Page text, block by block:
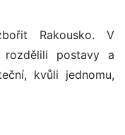
Rakousko. V
postavy a
kvůli jednomu,